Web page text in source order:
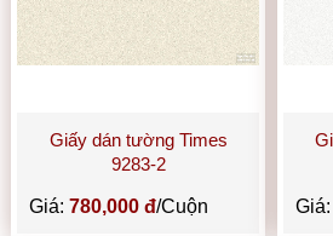
Giấy dán tường Times
9283-2
Giá:780,000 đ/Cuộn Giá: